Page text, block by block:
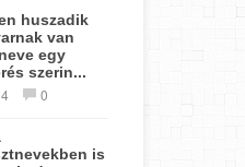
huszadik
van
egy
szerin...
0
is